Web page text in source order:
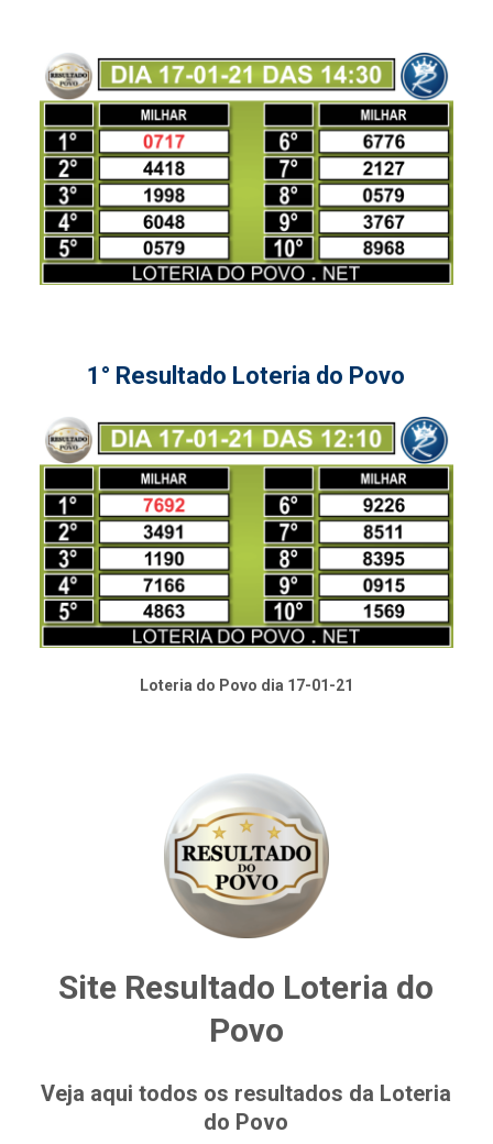
1° Resultado Loteria do Povo
Loteria do Povo dia 17-01-21
Site Resultado Loteria do
Povo
Veja aqui todos os resultados da Loteria
do Povo